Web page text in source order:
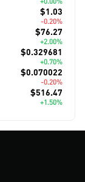
$1.03
-0.20%
$76.27
+2.00%
$0.329681
+0.70%
$0.070022
-0.20%
$516.47
+1.50%